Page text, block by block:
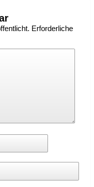
Erforderliche